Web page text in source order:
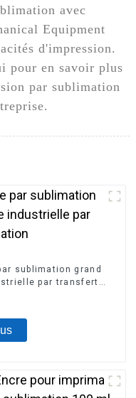
avec
Equipment
d'impression.
pour en savoir plus
par sublimation
sublimation grand
par transfert